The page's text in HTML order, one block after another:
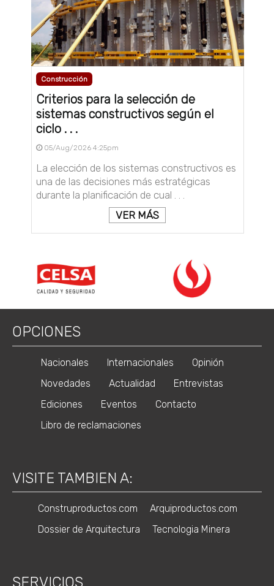
Construcción
Criterios para la selección de
sistemas constructivos según el
ciclo . . .
05/Aug/2026 4:25pm
La elección de los sistemas constructivos es
una de las decisiones más estratégicas
durante la planificación de cual . . .
VER MÁS
OPCIONES
Nacionales Internacionales
Opinión
Novedades
Actualidad
Entrevistas
Ediciones
Eventos
Contacto
Libro de reclamaciones
VISITE TAMBIEN A:
Construproductos.com
Arquiproductos.com
Dossier de Arquitectura
Tecnologia Minera
SERVICIOS